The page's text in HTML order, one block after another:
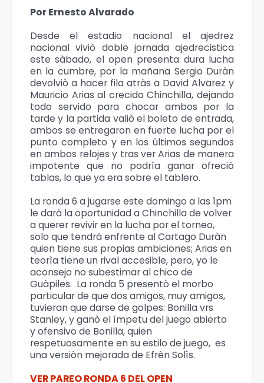
Por Ernesto Alvarado
Desde el estadio nacional el ajedrez
nacional viviò doble jornada ajedrecistica
este sàbado, el open presenta dura lucha
en la cumbre, por la mañana Sergio Duràn
devolviò a hacer fila atràs a David Alvarez y
Mauricio Arias al crecido Chinchilla, dejando
todo servido para chocar ambos por la
tarde y la partida valiò el boleto de entrada,
ambos se entregaron en fuerte lucha por el
punto completo y en los ùltimos segundos
en ambos relojes y tras ver Arias de manera
impotente que no podrìa ganar ofreciò
tablas, lo que ya era sobre el tablero.
La ronda 6 a jugarse este domingo a las 1pm
le darà la oportunidad a Chinchilla de volver
a querer revivir en la lucha por el torneo,
solo que tendrà enfrente al Cartago Duràn
quien tiene sus propias ambiciones; Arias en
teorìa tiene un rival accesible, pero, yo le
aconsejo no subestimar al chico de
Guàpiles. La ronda 5 presentò el morbo
particular de que dos amigos, muy amigos,
tuvieran que darse de golpes: Bonilla vrs
Stanley, y ganò el ímpetu del juego abierto
y ofensivo de Bonilla, quien
respetuosamente en su estilo de juego, es
una versiòn mejorada de Efrèn Solìs.
VER PAREO RONDA 6 DEL OPEN